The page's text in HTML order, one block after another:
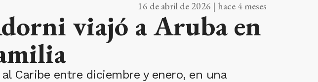
16 de abril de 2026 | hace 4 meses
viajó a Aruba en
Caribe entre diciembre y enero, en una